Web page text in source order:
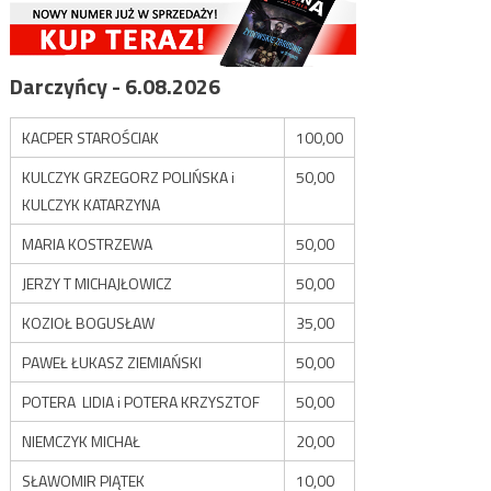
Darczyńcy - 6.08.2026
KACPER STAROŚCIAK
100,00
KULCZYK GRZEGORZ POLIŃSKA i
KULCZYK KATARZYNA
50,00
MARIA KOSTRZEWA
50,00
JERZY T MICHAJŁOWICZ
50,00
KOZIOŁ BOGUSŁAW
35,00
PAWEŁ ŁUKASZ ZIEMIAŃSKI
50,00
POTERA LIDIA i POTERA KRZYSZTOF
50,00
NIEMCZYK MICHAŁ
20,00
SŁAWOMIR PIĄTEK
10,00